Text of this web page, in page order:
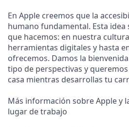
En Apple creemos que la
humano fundamental. Esta idea
que hacemos: en nuestra
herramientas digitales y hasta
ofrecemos. Damos la
tipo de perspectivas y
casa mientras desarrollas tu
Más información sobre Apple y
lugar de trabajo